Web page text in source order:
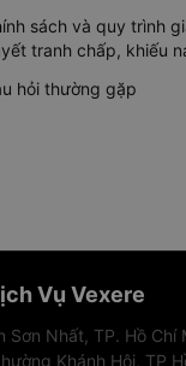
sách và quy trình
tranh chấp, khiếu
hỏi thường gặp
Vụ Vexere
Nhất, TP. Hồ Chí
Khánh Hội, TP